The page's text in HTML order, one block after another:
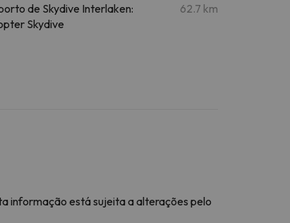
de Skydive Interlaken:
Skydive
62.7 km
informação está sujeita a alterações pelo